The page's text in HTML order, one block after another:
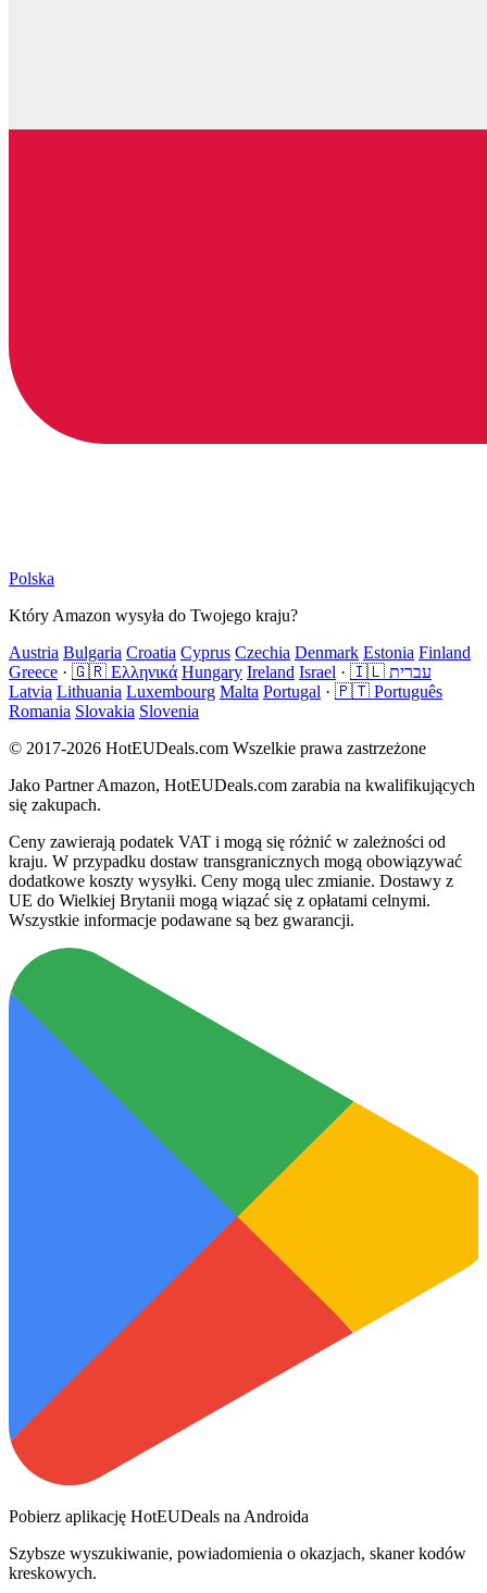
Polska
Który Amazon wysyła do Twojego kraju?
Austria Bulgaria Croatia Cyprus Czechia Denmark Estonia Finland
Greece · 🇬🇷 Ελληνικά Hungary Ireland Israel ·
🇮🇱 עברית
Latvia Lithuania Luxembourg Malta Portugal · 🇵🇹 Português
Romania Slovakia Slovenia
© 2017-2026 HotEUDeals.com Wszelkie prawa zastrzeżone
Jako Partner Amazon, HotEUDeals.com zarabia na kwalifikujących
się zakupach.
Ceny zawierają podatek VAT i mogą się różnić w zależności od
kraju. W przypadku dostaw transgranicznych mogą obowiązywać
dodatkowe koszty wysyłki. Ceny mogą ulec zmianie. Dostawy z
UE do Wielkiej Brytanii mogą wiązać się z opłatami celnymi.
Wszystkie informacje podawane są bez gwarancji.
Pobierz aplikację HotEUDeals na Androida
Szybsze wyszukiwanie, powiadomienia o okazjach, skaner kodów
kreskowych.